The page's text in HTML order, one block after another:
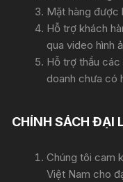
Mặt hàng được
Hỗ trợ khách
qua video hình
Hỗ trợ thầu
doanh chưa có
CHÍNH SÁCH ĐẠI
Chúng tôi cam
Việt Nam cho